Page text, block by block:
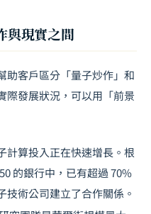
與現實之間
助客戶區分「量子炒作」和
際發展狀況，可以用「前景
計算投入正在快速增長。根
的銀行中，已有超過 70%
術公司建立了合作關係。